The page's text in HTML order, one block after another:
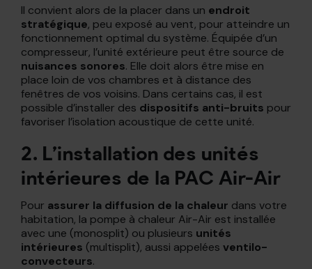
Il convient alors de la placer dans un endroit
stratégique, peu exposé au vent, pour atteindre un
fonctionnement optimal du système. Équipée d’un
compresseur, l’unité extérieure peut être source de
nuisances sonores. Elle doit alors être mise en
place loin de vos chambres et à distance des
fenêtres de vos voisins. Dans certains cas, il est
possible d’installer des dispositifs anti-bruits pour
favoriser l’isolation acoustique de cette unité.
2. L’installation des unités
intérieures de la PAC Air-Air
Pour assurer la diffusion de la chaleur dans votre
habitation, la pompe à chaleur Air-Air est installée
avec une (monosplit) ou plusieurs unités
intérieures (multisplit), aussi appelées ventilo-
convecteurs.